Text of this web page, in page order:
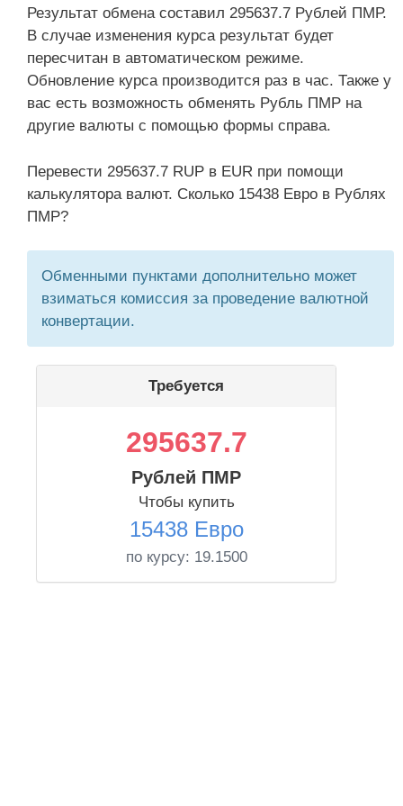
Результат обмена составил 295637.7 Рублей ПМР.
В случае изменения курса результат будет
пересчитан в автоматическом режиме.
Обновление курса производится раз в час. Также у
вас есть возможность обменять Рубль ПМР на
другие валюты с помощью формы справа.
Перевести 295637.7 RUP в EUR при помощи
калькулятора валют. Сколько 15438 Евро в Рублях
ПМР?
Обменными пунктами дополнительно может
взиматься комиссия за проведение валютной
конвертации.
Требуется
295637.7
Рублей ПМР
Чтобы купить
15438 Евро
по курсу: 19.1500